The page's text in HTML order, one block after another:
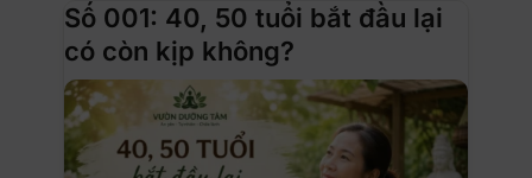
Số 001: 40, 50 tuổi bắt đầu lại
có còn kịp không?